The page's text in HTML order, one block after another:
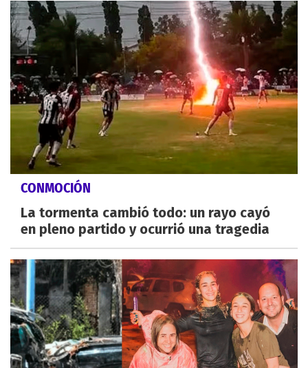
CONMOCIÓN
La tormenta cambió todo: un rayo cayó
en pleno partido y ocurrió una tragedia